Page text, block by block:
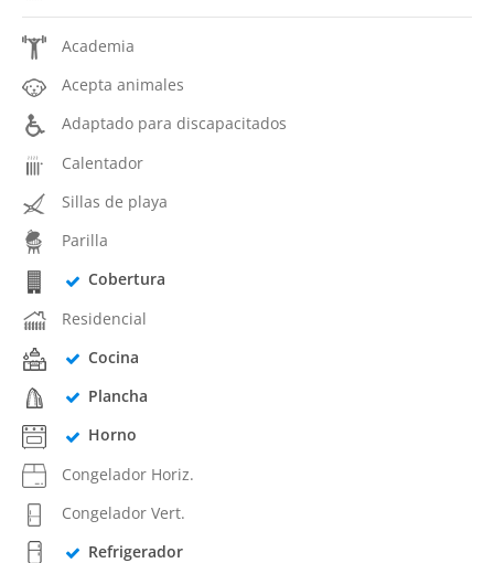
Academia
Acepta animales
Adaptado para discapacitados
Calentador
Sillas de playa
Parilla
Cobertura
Residencial
Cocina
Plancha
Horno
Congelador Horiz.
Congelador Vert.
Refrigerador